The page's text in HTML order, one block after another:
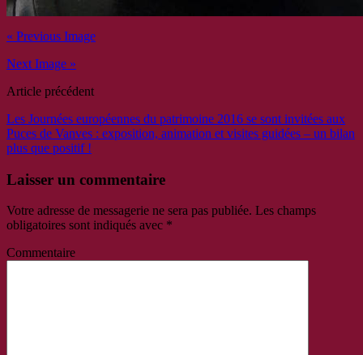
« Previous Image
Next Image »
Article précédent
Les Journées européennes du patrimoine 2016 se sont invitées aux
Puces de Vanves : exposition, animation et visites guidées – un bilan
plus que positif !
Laisser un commentaire
Votre adresse de messagerie ne sera pas publiée. Les champs
obligatoires sont indiqués avec *
Commentaire